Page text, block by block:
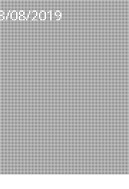
08/2019